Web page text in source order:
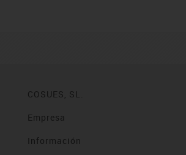
COSUES, SL.
Empresa
Información